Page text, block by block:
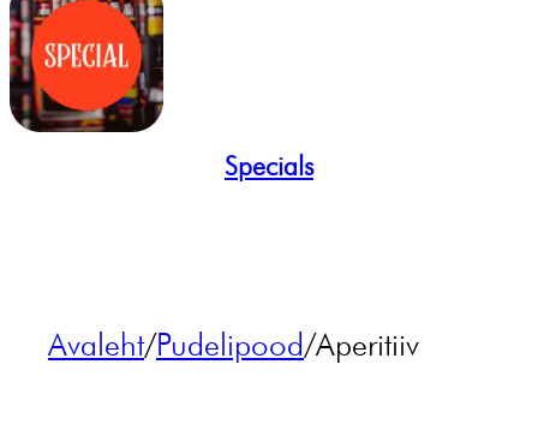
Specials
Avaleht/Pudelipood/Aperitiiv